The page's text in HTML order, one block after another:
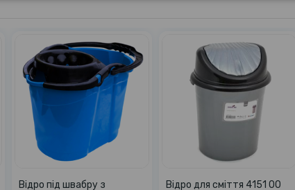
Відро 9,5л кольорове Відро 8л Юні огороднє